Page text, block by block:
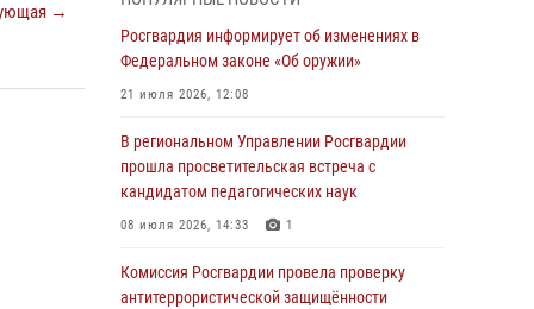
→
21 единицу оружия изъяли Псковские
Росгвардейцы принимают участие в
обеспечении общественной безопасности во
время празднования Дня ВДВ
За минувшие сутки Псковские росгвардейцы
Росгвардия информирует об изменениях в
Федеральном законе «Об оружии»
21 июля 2026, 12:08
В региональном Управлении Росгвардии
прошла просветительская встреча с
кандидатом педагогических наук
08 июля 2026, 14:33 1
Комиссия Росгвардии провела проверку
антитеррористической защищённости